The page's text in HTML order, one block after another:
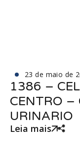
23 de maio de
1386 –
CENTRO –
URINARIO
Leia mais